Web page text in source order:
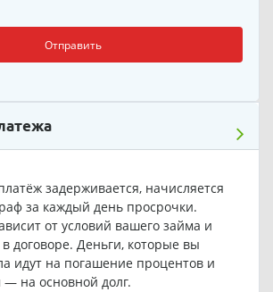
Отправить
задерживается, начисляется
за каждый день просрочки.
от условий вашего займа и
договоре. Деньги, которые вы
идут на погашение процентов и
на основной долг.